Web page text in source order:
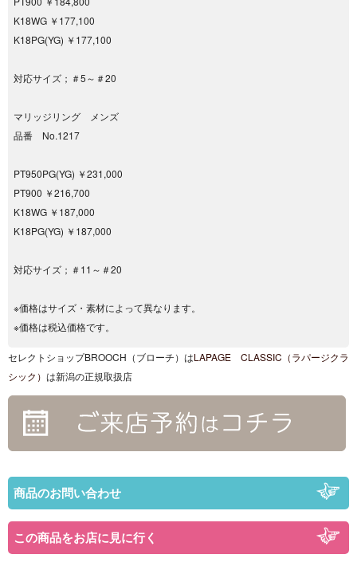
K18WG ￥177,100
K18PG(YG) ￥177,100
対応サイズ；＃5～＃20
マリッジリング メンズ
品番 No.1217
PT950PG(YG) ￥231,000
PT900 ￥216,700
K18WG ￥187,000
K18PG(YG) ￥187,000
対応サイズ；＃11～＃20
※価格はサイズ・素材によって異なります。
※価格は税込価格です。
セレクトショップBROOCH（ブローチ）はLAPAGE CLASSIC（ラパージクラ
シック） は新潟の正規取扱店
商品のお問い合わせ
この商品をお店に見に行く